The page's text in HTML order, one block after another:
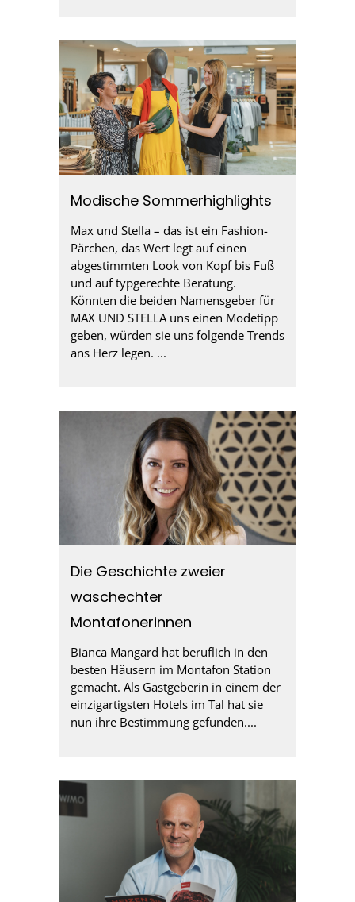
Modische Sommerhighlights
Max und Stella – das ist ein Fashion-
Pärchen, das Wert legt auf einen
abgestimmten Look von Kopf bis Fuß
und auf typgerechte Beratung.
Könnten die beiden Namensgeber für
MAX UND STELLA uns einen Modetipp
geben, würden sie uns folgende Trends
ans Herz legen. ...
Die Geschichte zweier
waschechter
Montafonerinnen
Bianca Mangard hat beruflich in den
besten Häusern im Montafon Station
gemacht. Als Gastgeberin in einem der
einzigartigsten Hotels im Tal hat sie
nun ihre Bestimmung gefunden....